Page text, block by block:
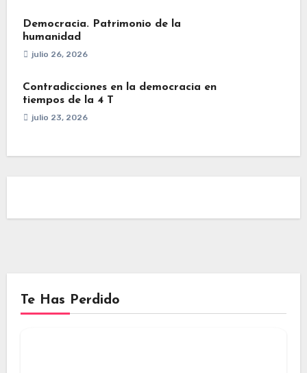
Democracia. Patrimonio de la
humanidad
julio 26, 2026
Contradicciones en la democracia en
tiempos de la 4 T
julio 23, 2026
Te Has Perdido